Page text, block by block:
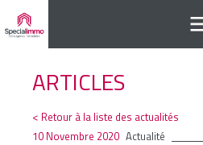
ARTICLES
< Retour à la liste des actualités
10 Novembre 2020 Actualité